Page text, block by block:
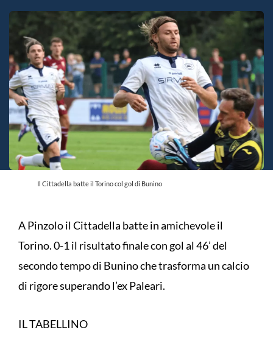
Il Cittadella batte il Torino col gol di Bunino
A Pinzolo il Cittadella batte in amichevole il
Torino. 0-1 il risultato finale con gol al 46’ del
secondo tempo di Bunino che trasforma un calcio
di rigore superando l’ex Paleari.
IL TABELLINO